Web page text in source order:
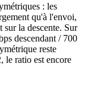
: les
qu'à l'envoi,
sur la descente. Sur
descendant / 700
reste
le ratio est encore